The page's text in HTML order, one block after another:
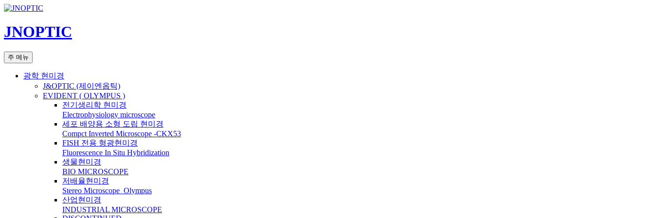
컨
츠
로
너
JNOPTIC
검
색
주 메뉴
광학 현미경
J&OPTIC (제이엔옵틱)
EVIDENT ( OLYMPUS )
전기생리학 현미경
Electrophysiology microscope
세포 배양용 소형 도립 현미경
Compct Inverted Microscope -CKX53
FISH 전용 형광현미경
Fluorescence In Situ Hybridization
생물현미경
BIO MICROSCOPE
저배율현미경
Stereo Microscope_Olympus
산업현미경
INDUSTRIAL MICROSCOPE